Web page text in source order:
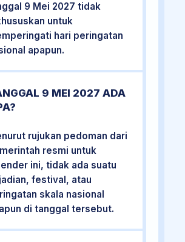
9 Mei 2027 tidak
untuk
hari peringatan
apapun.
9 MEI 2027 ADA
rujukan pedoman dari
resmi untuk
ini, tidak ada suatu
festival, atau
skala nasional
di tanggal tersebut.